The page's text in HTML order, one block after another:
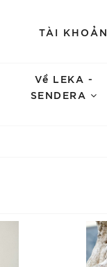
TÀI KHOẢN
Về LEKA -
SENDERA